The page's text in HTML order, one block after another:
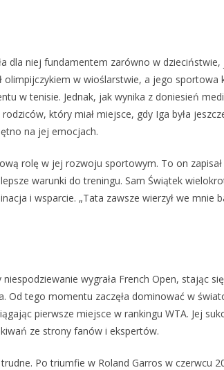
dla niej fundamentem zarówno w dzieciństwie,
olimpijczykiem w wioślarstwie, a jego sportowa
w tenisie. Jednak, jak wynika z doniesień
który miał miejsce, gdy Iga była
na jej emocjach.
rolę w jej rozwoju sportowym. To on
warunki do treningu. Sam Świątek
i wsparcie. „Tata zawsze wierzył we mnie
wygrała French Open, stając
Od tego momentu zaczęła dominować w
pierwsze miejsce w rankingu WTA. Jej
ze strony fanów i ekspertów.
Po triumfie w Roland Garros w czerwcu